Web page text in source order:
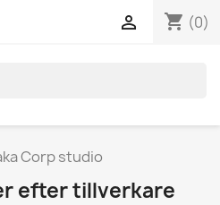
shopping_cart (0)

Corp studio
efter tillverkare